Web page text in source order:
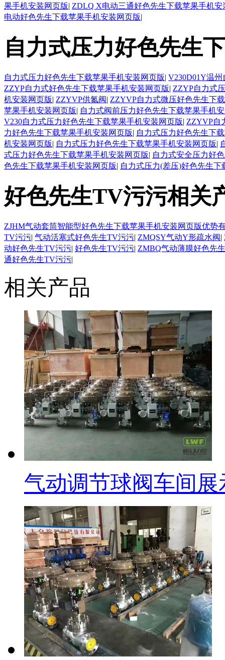
果手机安装网页版| ZDLQ X电动三通好色先生下载苹果手机安
电动好色先生下载苹果手机安装网页版|
自力式压力好色先生
自力式压力好色先生下载苹果手机安装网页版| V230D01Y温
ZZYP自力式好色先生下载苹果手机安装网页版| ZZYP自力式
机安装网页版| ZZYVP供氮阀| ZZYVP自力式微压好色先生下
苹果手机安装网页版| 自力式阀前压力好色先生下载苹果手机
V230自力式压力好色先生下载苹果手机安装网页版| ZZYVP自
力好色先生下载苹果手机安装网页版| 自力式压力好色先生下
机安装网页版| 自力式压力好色先生下载苹果手机安装网页版|
式压力好色先生下载苹果手机安装网页版| 自力式安全压力好
色先生下载苹果手机安装网页版| 自力式压力(差压)好色先生
好色先生TV污污相关
ZJHM气动套筒智能型好色先生下载苹果手机安装网页版优势
TV污污| 气动活塞式好色先生TV污污| ZMQSY气动Y形疏水阀|
动好色先生TV污污| 好色先生TV污污| ZMBQ气动薄膜好色先
通好色先生TV污污|
相关产品
气动调节球阀车间展